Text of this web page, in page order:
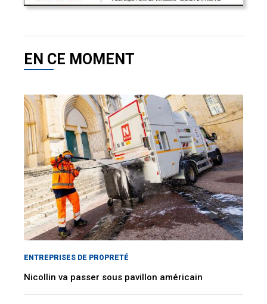
EN CE MOMENT
ENTREPRISES DE PROPRETÉ
Nicollin va passer sous pavillon américain